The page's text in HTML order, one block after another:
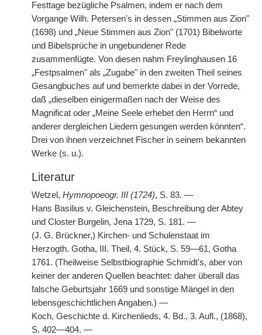
Festtage bezügliche Psalmen, indem er nach dem
Vorgange Wilh. Petersen's in dessen „Stimmen aus Zion"
(1698) und „Neue Stimmen aus Zion" (1701) Bibelworte
und Bibelsprüche in ungebundener Rede
zusammenfügte. Von diesen nahm Freylinghausen 16
„Festpsalmen" als „Zugabe" in den zweiten Theil seines
Gesangbuches auf und bemerkte dabei in der Vorrede,
daß „dieselben einigermaßen nach der Weise des
Magnificat oder „Meine Seele erhebet den Herrn“ und
anderer dergleichen Liedern gesungen werden könnten“.
Drei von ihnen verzeichnet Fischer in seinem bekannten
Werke (s. u.).
Literatur
Wetzel, Hymnopoeogr. III (1724), S. 83. —
Hans Basilius v. Gleichenstein, Beschreibung der Abtey
und Closter Burgelin, Jena 1729, S. 181. —
(J. G. Brückner,) Kirchen- und Schulenstaat im
Herzogth. Gotha, III. Theil, 4. Stück, S. 59—61, Gotha
1761. (Theilweise Selbstbiographie Schmidt's, aber von
keiner der anderen Quellen beachtet: daher überall das
falsche Geburtsjahr 1669 und sonstige Mängel in den
lebensgeschichtlichen Angaben.) —
Koch, Geschichte d. Kirchenlieds, 4. Bd., 3. Aufl., (1868),
S. 402—404. —